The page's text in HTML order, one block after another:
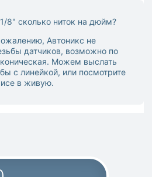
8" сколько ниток на дюйм?
Автоникс не
датчиков, возможно по
Можем выслать
с линейкой, или посмотрите
в живую.